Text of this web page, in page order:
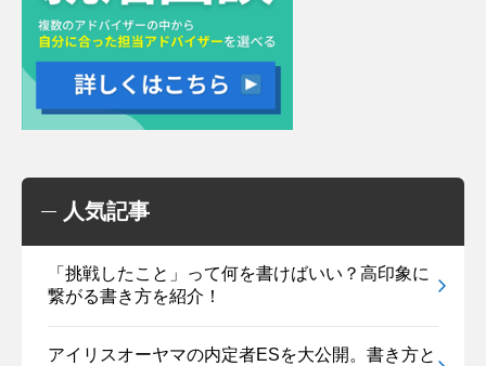
人気記事
「挑戦したこと」って何を書けばいい？高印象に
繋がる書き方を紹介！
アイリスオーヤマの内定者ESを大公開。書き方と